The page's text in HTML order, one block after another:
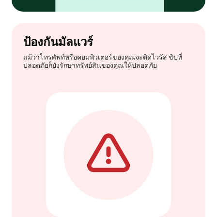
ป้องกันมัลแวร์
แม้ว่าโทรศัพท์หรือคอมพิวเตอร์ของคุณจะติดไวรัส ชิปที่
ปลอดภัยก็ยังรักษาทรัพย์สินของคุณให้ปลอดภัย